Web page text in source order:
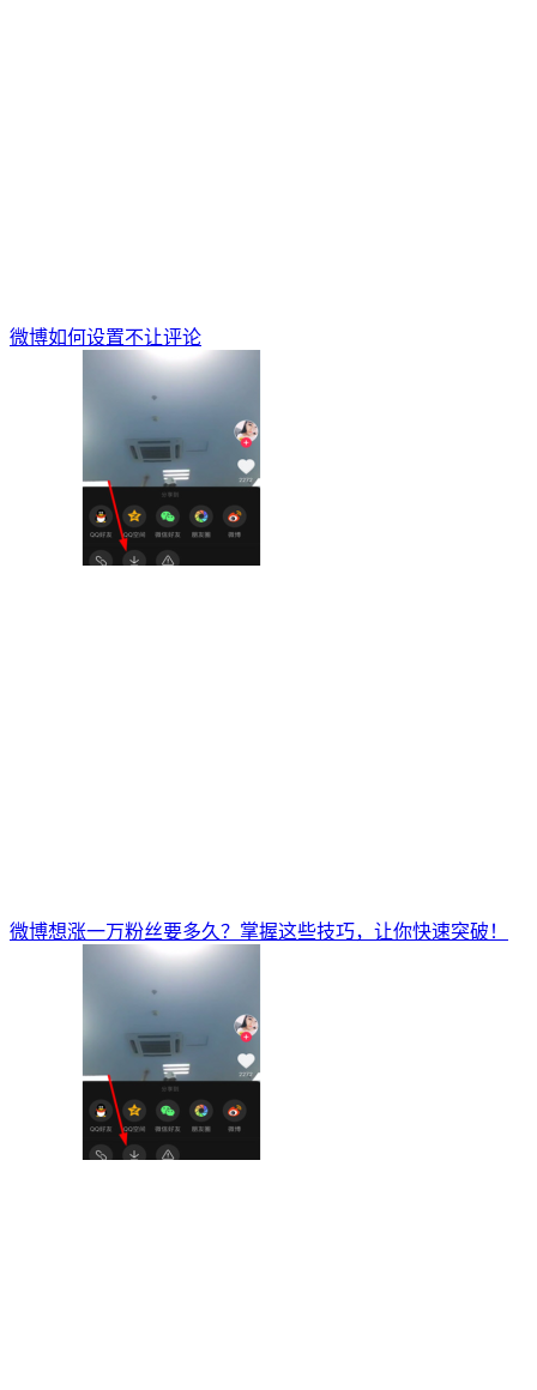
微博如何设置不让评论
微博想涨一万粉丝要多久？掌握这些技巧，让你快速突破！